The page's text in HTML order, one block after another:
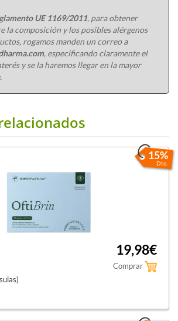
UE 1169/2011, para obtener
la composición y los posibles alérgenos
rogamos manden un correo a
, especificando claramente el
y se la haremos llegar en la mayor
15%
Dto.
19,98€
Comprar